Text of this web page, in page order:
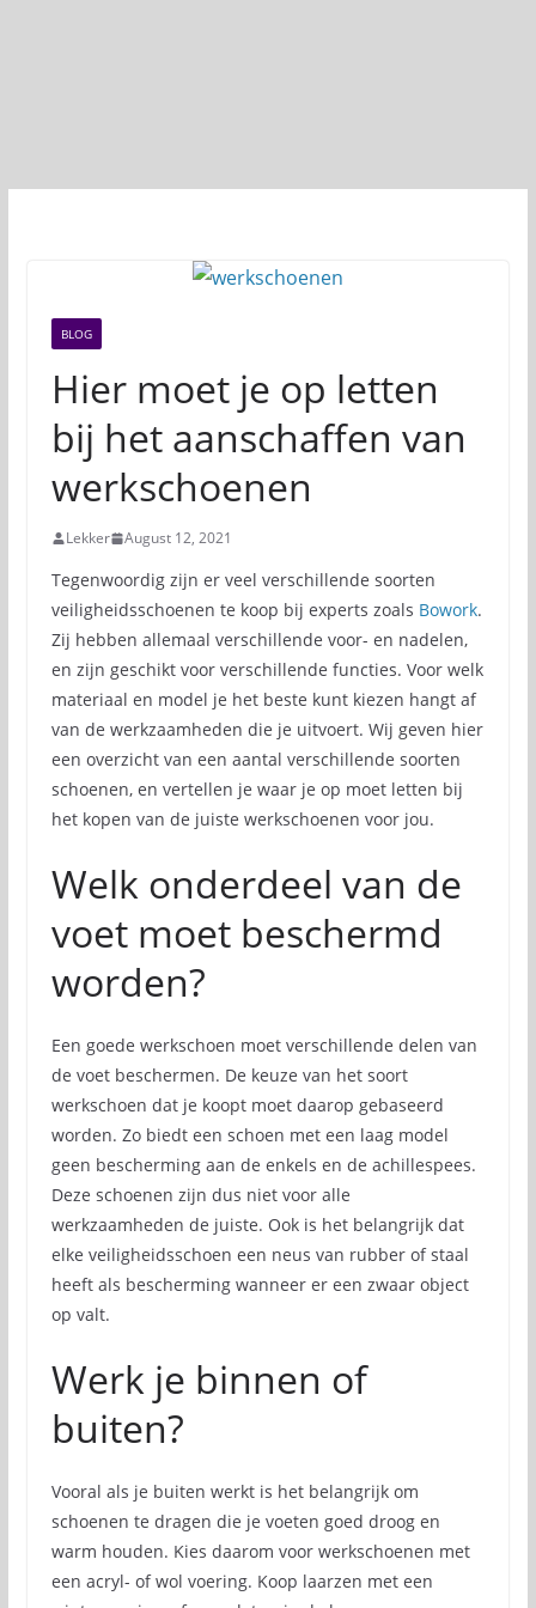
BLOG
Hier moet je op letten
bij het aanschaffen van
werkschoenen
Lekker August 12, 2021
Tegenwoordig zijn er veel verschillende soorten
veiligheidsschoenen te koop bij experts zoals Bowork.
Zij hebben allemaal verschillende voor- en nadelen,
en zijn geschikt voor verschillende functies. Voor welk
materiaal en model je het beste kunt kiezen hangt af
van de werkzaamheden die je uitvoert. Wij geven hier
een overzicht van een aantal verschillende soorten
schoenen, en vertellen je waar je op moet letten bij
het kopen van de juiste werkschoenen voor jou.
Welk onderdeel van de
voet moet beschermd
worden?
Een goede werkschoen moet verschillende delen van
de voet beschermen. De keuze van het soort
werkschoen dat je koopt moet daarop gebaseerd
worden. Zo biedt een schoen met een laag model
geen bescherming aan de enkels en de achillespees.
Deze schoenen zijn dus niet voor alle
werkzaamheden de juiste. Ook is het belangrijk dat
elke veiligheidsschoen een neus van rubber of staal
heeft als bescherming wanneer er een zwaar object
op valt.
Werk je binnen of
buiten?
Vooral als je buiten werkt is het belangrijk om
schoenen te dragen die je voeten goed droog en
warm houden. Kies daarom voor werkschoenen met
een acryl- of wol voering. Koop laarzen met een